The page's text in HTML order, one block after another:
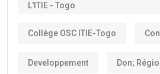
L'ITIE - Togo
Collège OSC ITIE-Togo
Developpement Don;